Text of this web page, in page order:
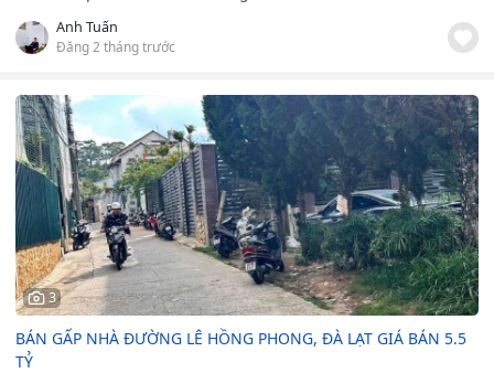
Anh Tuấn
Đăng 2 tháng trước
3
BÁN GẤP NHÀ ĐƯỜNG LÊ HỒNG PHONG, ĐÀ LẠT GIÁ BÁN 5.5
TỶ